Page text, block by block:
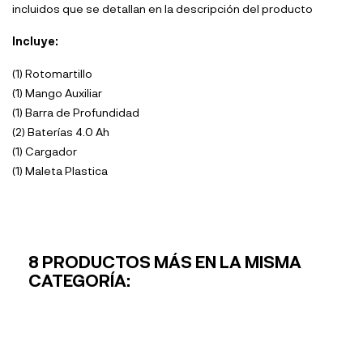
incluidos que se detallan en la descripción del producto
Incluye:
(1) Rotomartillo
(1) Mango Auxiliar
(1) Barra de Profundidad
(2) Baterías 4.0 Ah
(1) Cargador
(1) Maleta Plastica
8 PRODUCTOS MÁS EN LA MISMA
CATEGORÍA: